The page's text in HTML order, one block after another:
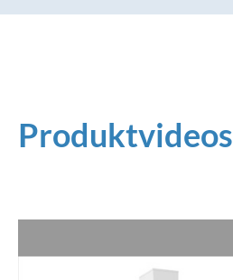
Produktvideos